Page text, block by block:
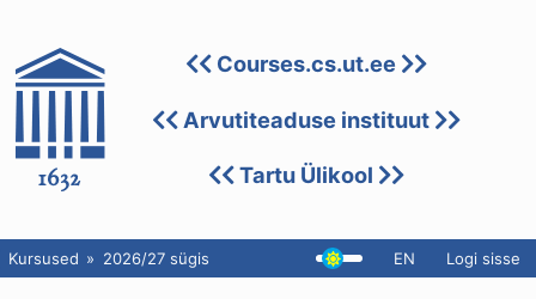
Courses.cs.ut.ee
Arvutiteaduse instituut
Tartu Ülikool
Kursused 2026/27 sügis EN Logi sisse